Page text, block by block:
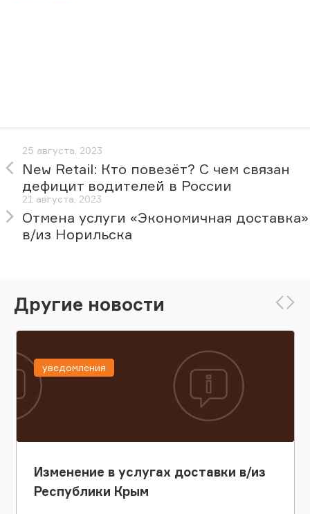
25 августа, 2023
New Retail: Кто повезёт? С чем связан
дефицит водителей в России
21 августа, 2023
Отмена услуги «Экономичная доставка»
в/из Норильска
Другие новости
Изменение в услугах доставки в/из
Республики Крым
уведомления